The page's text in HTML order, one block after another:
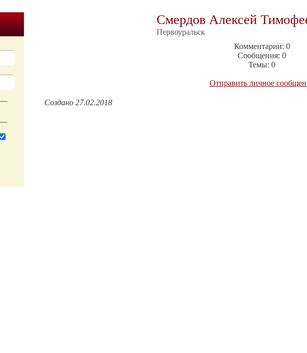
Смердов Алексей
Первоуральск
Комментарии: 0
Сообщения: 0
Темы: 0
Отправить личное
Создано 27.02.2018